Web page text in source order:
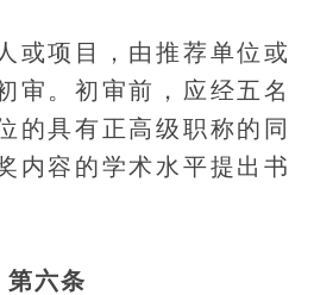
项目，由推荐单位或
审。初审前，应经五名
的具有正高级职称的同
内容的学术水平提出书
第六条